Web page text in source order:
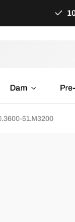
Dam
51.M3200